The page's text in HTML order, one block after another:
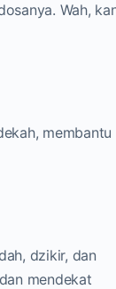
Wah,
membantu
dzikir, dan
mendekat